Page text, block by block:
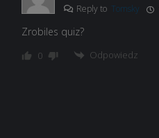
Reply to Tomsky
Zrobiles quiz?
0 Odpowiedz